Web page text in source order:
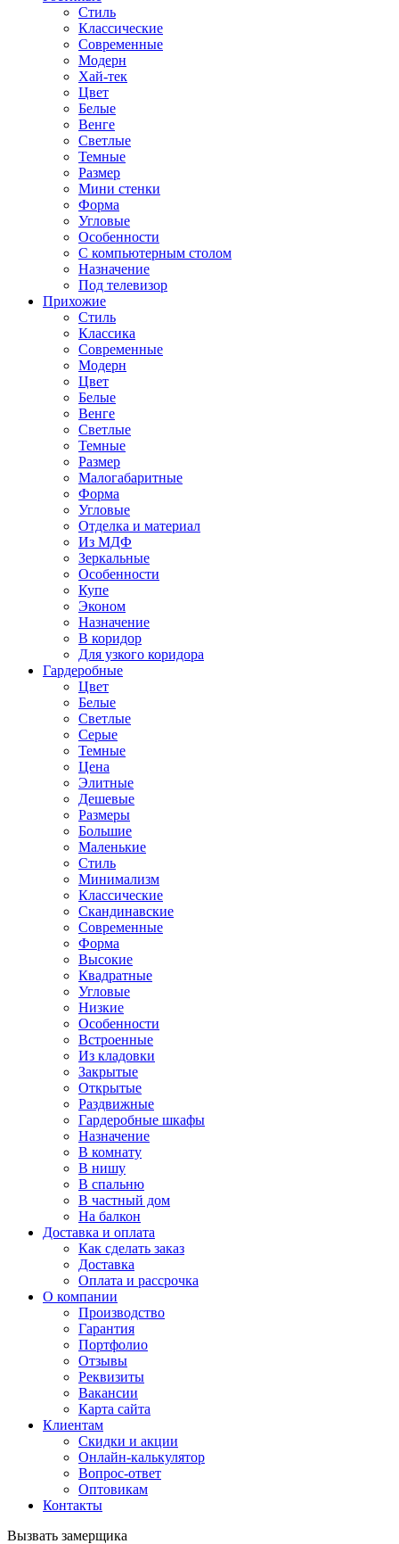
Стиль
Классические
Современные
Модерн
Хай-тек
Цвет
Белые
Венге
Светлые
Темные
Размер
Мини стенки
Форма
Угловые
Особенности
С компьютерным столом
Назначение
Под телевизор
Прихожие
Стиль
Классика
Современные
Модерн
Цвет
Белые
Венге
Светлые
Темные
Размер
Малогабаритные
Форма
Угловые
Отделка и материал
Из МДФ
Зеркальные
Особенности
Купе
Эконом
Назначение
В коридор
Для узкого коридора
Гардеробные
Цвет
Белые
Светлые
Серые
Темные
Цена
Элитные
Дешевые
Размеры
Большие
Маленькие
Стиль
Минимализм
Классические
Скандинавские
Современные
Форма
Высокие
Квадратные
Угловые
Низкие
Особенности
Встроенные
Из кладовки
Закрытые
Открытые
Раздвижные
Гардеробные шкафы
Назначение
В комнату
В нишу
В спальню
В частный дом
На балкон
Доставка и оплата
Как сделать заказ
Доставка
Оплата и рассрочка
О компании
Производство
Гарантия
Портфолио
Отзывы
Реквизиты
Вакансии
Карта сайта
Клиентам
Скидки и акции
Онлайн-калькулятор
Вопрос-ответ
Оптовикам
Контакты
Вызвать замерщика